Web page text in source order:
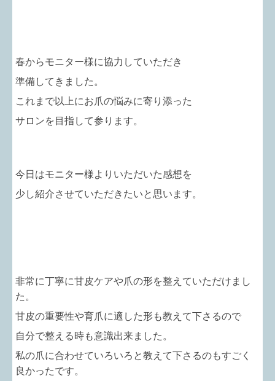
春からモニター様に協力していただき
準備してきました。
これまで以上にお爪の悩みに寄り添った
サロンを目指して参ります。
今日はモニター様よりいただいた感想を
少し紹介させていただきたいと思います。
非常に丁寧に甘皮ケアや爪の形を整えていただけまし
た。
甘皮の重要性や育爪に適した形も教えて下さるので
自分で整える時も意識出来ました。
私の爪に合わせていろいろと教えて下さるのもすごく
良かったです。